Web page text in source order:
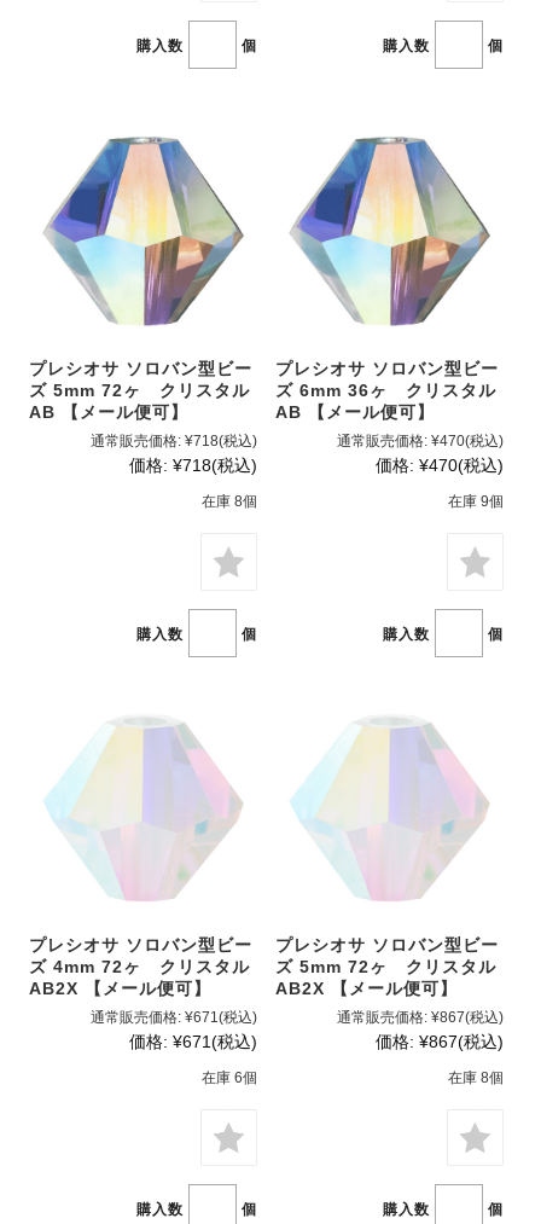
購入数 個 購入数 個
プレシオサ ソロバン型ビー
ズ 5mm 72ヶ クリスタル
AB 【メール便可】
通常販売価格: ¥718(税込)
価格: ¥718(税込)
在庫 8個
購入数 個
プレシオサ ソロバン型ビー
ズ 6mm 36ヶ クリスタル
AB 【メール便可】
通常販売価格: ¥470(税込)
価格: ¥470(税込)
在庫 9個
購入数 個
プレシオサ ソロバン型ビー
ズ 4mm 72ヶ クリスタル
AB2X 【メール便可】
通常販売価格: ¥671(税込)
価格: ¥671(税込)
在庫 6個
購入数 個
プレシオサ ソロバン型ビー
ズ 5mm 72ヶ クリスタル
AB2X 【メール便可】
通常販売価格: ¥867(税込)
価格: ¥867(税込)
在庫 8個
購入数 個